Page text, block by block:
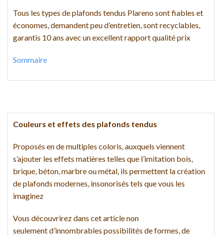
Tous les types de plafonds tendus Plareno sont fiables et
économes, demandent peu d’entretien, sont recyclables,
garantis 10 ans avec un excellent rapport qualité prix
Sommaire
Couleurs et effets des plafonds tendus
Proposés en de multiples coloris, auxquels viennent
s’ajouter les effets matières telles que l’imitation bois,
brique, béton, marbre ou métal, ils permettent la création
de plafonds modernes, insonorisés tels que vous les
imaginez
Vous découvrirez dans cet article non
seulement d’innombrables possibilités de formes, de